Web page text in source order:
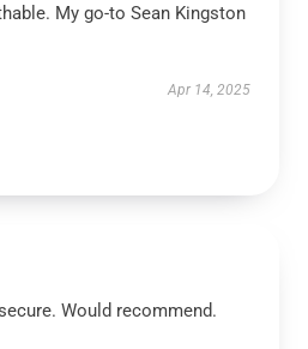
My go-to Sean Kingston
Apr 14, 2025
Would recommend.